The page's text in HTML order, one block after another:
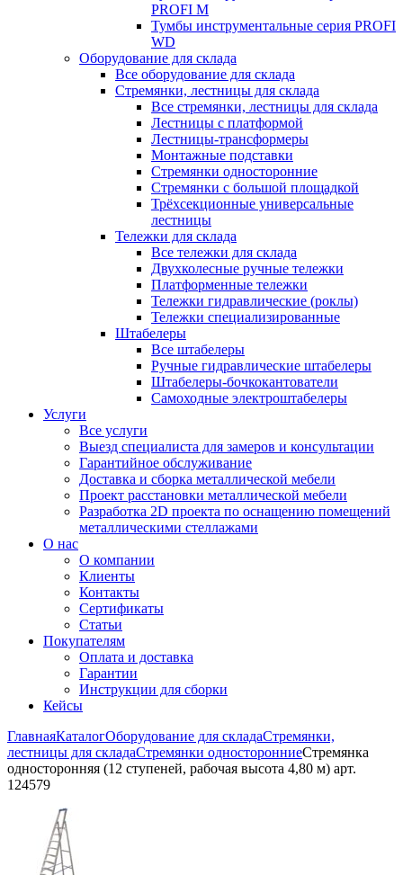
PROFI M
Тумбы инструментальные серия PROFI
WD
Оборудование для склада
Все оборудование для склада
Стремянки, лестницы для склада
Все стремянки, лестницы для склада
Лестницы с платформой
Лестницы-трансформеры
Монтажные подставки
Стремянки односторонние
Стремянки с большой площадкой
Трёхсекционные универсальные
лестницы
Тележки для склада
Все тележки для склада
Двухколесные ручные тележки
Платформенные тележки
Тележки гидравлические (роклы)
Тележки специализированные
Штабелеры
Все штабелеры
Ручные гидравлические штабелеры
Штабелеры-бочкокантователи
Самоходные электроштабелеры
Услуги
Все услуги
Выезд специалиста для замеров и консультации
Гарантийное обслуживание
Доставка и сборка металлической мебели
Проект расстановки металлической мебели
Разработка 2D проекта по оснащению помещений
металлическими стеллажами
О нас
О компании
Клиенты
Контакты
Сертификаты
Статьи
Покупателям
Оплата и доставка
Гарантии
Инструкции для сборки
Кейсы
ГлавнаяКаталогОборудование для складаСтремянки,
лестницы для складаСтремянки односторонниеСтремянка
односторонняя (12 ступеней, рабочая высота 4,80 м) арт.
124579